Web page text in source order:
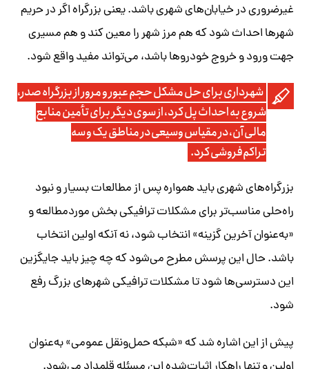
غیرضروری در خیابان‌های شهری باشد. یعنی بزرگراه اگر در حریم
شهرها احداث شود که هم ‌مرز شهر را معین کند و هم مسیری
جهت ورود و خروج خودروها باشد، می‌تواند مفید واقع شود.
شهرداری برای حل مشکل حجم عبور و مرور از بزرگراه صدر،
شروع به احداث پل کرد، از سوی دیگر برای تأمین منابع
مالی آن، در مقیاس وسیعی در مناطق یک و سه
تراکم‌فروشی کرد.
بزرگراه‌های شهری باید همواره پس از مطالعات بسیار و نبود
راه‌حلی مناسب‌تر برای مشکلات ترافیکی بخش موردمطالعه و
«به‌عنوان آخرین گزینه» انتخاب شود، نه آنکه اولین انتخاب
باشد. حال این پرسش مطرح می‌شود که چه چیز باید جایگزین
این دسترسی‌ها شود تا مشکلات ترافیکی شهرهای بزرگ رفع
شود.
پیش‌ از این اشاره شد که «شبکه حمل‌ونقل عمومی» به‌عنوان